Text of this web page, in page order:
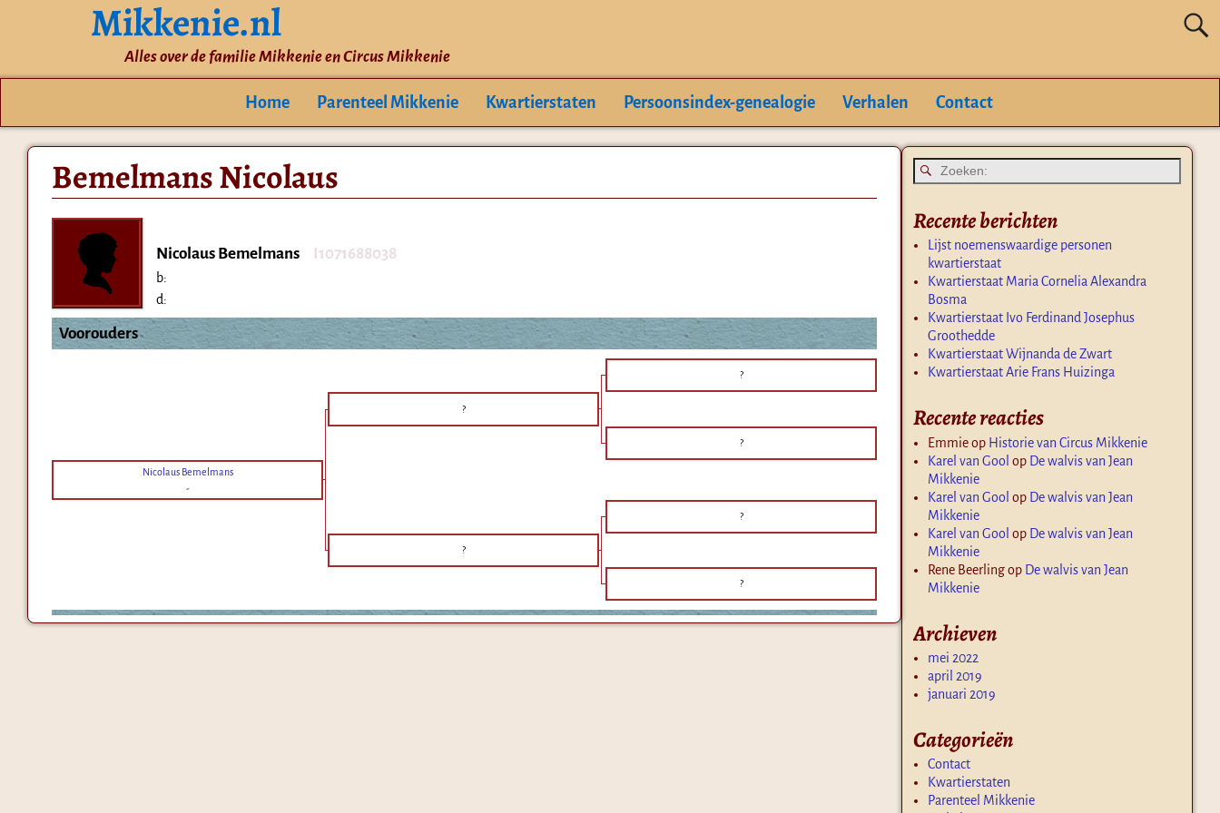
Mikkenie.nl
Alles over de familie Mikkenie en Circus Mikkenie
Home Parenteel Mikkenie Kwartierstaten Persoonsindex-genealogie Verhalen Contact
Bemelmans Nicolaus
Nicolaus Bemelmans I1071688038
b:
d:
Voorouders
?
?
?
Nicolaus Bemelmans
-
?
?
?
Recente berichten
Lijst noemenswaardige personen
kwartierstaat
Kwartierstaat Maria Cornelia Alexandra
Bosma
Kwartierstaat Ivo Ferdinand Josephus
Groothedde
Kwartierstaat Wijnanda de Zwart
Kwartierstaat Arie Frans Huizinga
Recente reacties
Emmieop Historie van Circus Mikkenie
Karel van Gool op De walvis van Jean
Mikkenie
Karel van Gool op De walvis van Jean
Mikkenie
Karel van Gool op De walvis van Jean
Mikkenie
Rene Beerlingop De walvis van Jean
Mikkenie
Archieven
mei 2022
april 2019
januari 2019
Categorieën
Contact
Kwartierstaten
Parenteel Mikkenie